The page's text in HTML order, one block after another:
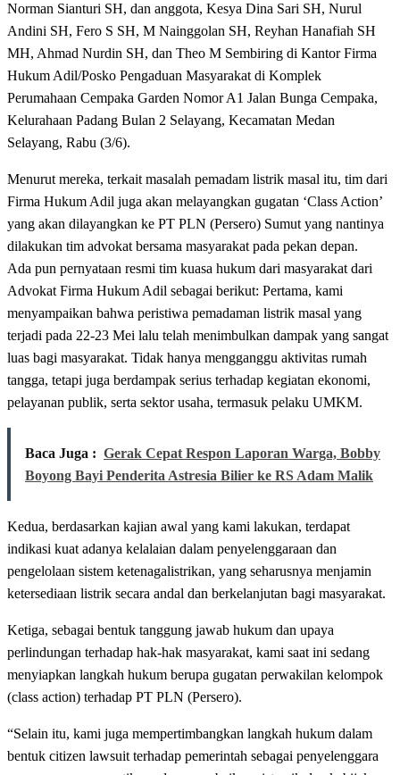
Norman Sianturi SH, dan anggota, Kesya Dina Sari SH, Nurul
Andini SH, Fero S SH, M Nainggolan SH, Reyhan Hanafiah SH
MH, Ahmad Nurdin SH, dan Theo M Sembiring di Kantor Firma
Hukum Adil/Posko Pengaduan Masyarakat di Komplek
Perumahaan Cempaka Garden Nomor A1 Jalan Bunga Cempaka,
Kelurahaan Padang Bulan 2 Selayang, Kecamatan Medan
Selayang, Rabu (3/6).
Menurut mereka, terkait masalah pemadam listrik masal itu, tim dari
Firma Hukum Adil juga akan melayangkan gugatan ‘Class Action’
yang akan dilayangkan ke PT PLN (Persero) Sumut yang nantinya
dilakukan tim advokat bersama masyarakat pada pekan depan.
Ada pun pernyataan resmi tim kuasa hukum dari masyarakat dari
Advokat Firma Hukum Adil sebagai berikut: Pertama, kami
menyampaikan bahwa peristiwa pemadaman listrik masal yang
terjadi pada 22-23 Mei lalu telah menimbulkan dampak yang sangat
luas bagi masyarakat. Tidak hanya mengganggu aktivitas rumah
tangga, tetapi juga berdampak serius terhadap kegiatan ekonomi,
pelayanan publik, serta sektor usaha, termasuk pelaku UMKM.
Baca Juga : Gerak Cepat Respon Laporan Warga, Bobby
Boyong Bayi Penderita Astresia Bilier ke RS Adam Malik
Kedua, berdasarkan kajian awal yang kami lakukan, terdapat
indikasi kuat adanya kelalaian dalam penyelenggaraan dan
pengelolaan sistem ketenagalistrikan, yang seharusnya menjamin
ketersediaan listrik secara andal dan berkelanjutan bagi masyarakat.
Ketiga, sebagai bentuk tanggung jawab hukum dan upaya
perlindungan terhadap hak-hak masyarakat, kami saat ini sedang
menyiapkan langkah hukum berupa gugatan perwakilan kelompok
(class action) terhadap PT PLN (Persero).
“Selain itu, kami juga mempertimbangkan langkah hukum dalam
bentuk citizen lawsuit terhadap pemerintah sebagai penyelenggara